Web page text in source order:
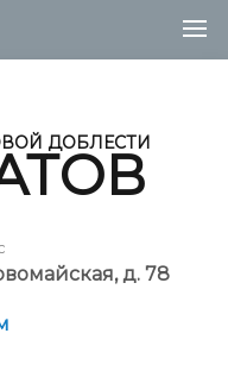
ДОБЛЕСТИ
д. 78